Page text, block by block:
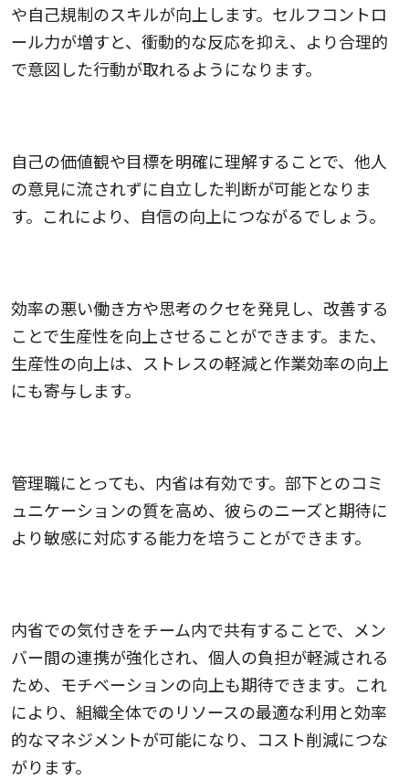
や自己規制のスキルが向上します。セルフコントロ
ール力が増すと、衝動的な反応を抑え、より合理的
で意図した行動が取れるようになります。
自己の価値観や目標を明確に理解することで、他人
の意見に流されずに自立した判断が可能となりま
す。これにより、自信の向上につながるでしょう。
効率の悪い働き方や思考のクセを発見し、改善する
ことで生産性を向上させることができます。また、
生産性の向上は、ストレスの軽減と作業効率の向上
にも寄与します。
管理職にとっても、内省は有効です。部下とのコミ
ュニケーションの質を高め、彼らのニーズと期待に
より敏感に対応する能力を培うことができます。
内省での気付きをチーム内で共有することで、メン
バー間の連携が強化され、個人の負担が軽減される
ため、モチベーションの向上も期待できます。これ
により、組織全体でのリソースの最適な利用と効率
的なマネジメントが可能になり、コスト削減につな
がります。